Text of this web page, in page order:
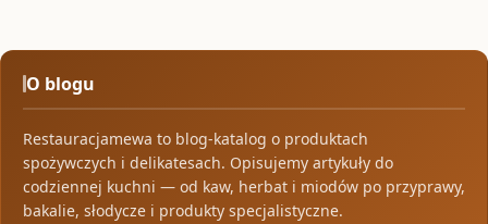
O blogu
Restauracjamewa to blog-katalog o produktach
spożywczych i delikatesach. Opisujemy artykuły do
codziennej kuchni — od kaw, herbat i miodów po przyprawy,
bakalie, słodycze i produkty specjalistyczne.